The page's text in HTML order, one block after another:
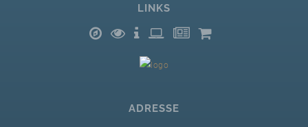
LINKS
ADRESSE